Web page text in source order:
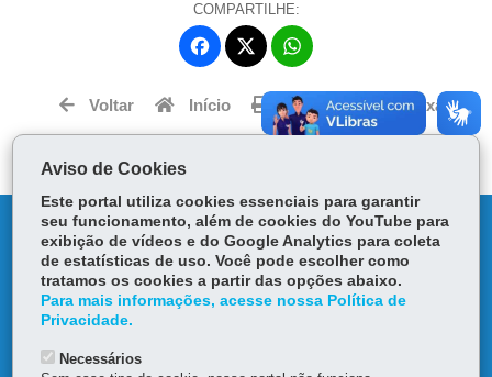
COMPARTILHE:
Fa
ce
bo
Tw
itt
er
ts
Ap
Voltar Início Imprimir Baixar
DENUNCIE CORRUPÇÃO
OUVIDORIA
TRANSPARÊNCIA INSTITUCIONAL
Aviso de Cookies
Este portal utiliza cookies essenciais para garantir
seu funcionamento, além de cookies do YouTube para
exibição de vídeos e do Google Analytics para coleta
de estatísticas de uso. Você pode escolher como
tratamos os cookies a partir das opções abaixo.
Para mais informações, acesse nossa Política de
Privacidade.
Necessários